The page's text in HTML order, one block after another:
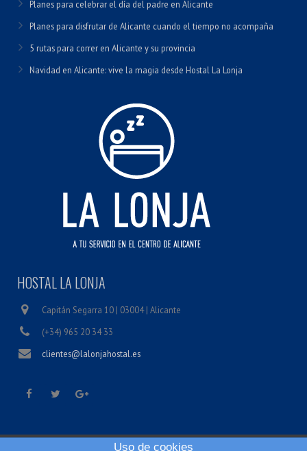
Planes para celebrar el día del padre en Alicante
Planes para disfrutar de Alicante cuando el tiempo no acompaña
5 rutas para correr en Alicante y su provincia
Navidad en Alicante: vive la magia desde Hostal La Lonja
HOSTAL LA LONJA
Capitán Segarra 10 | 03004 | Alicante
(+34) 965 20 34 33
clientes@lalonjahostal.es
Uso de cookies